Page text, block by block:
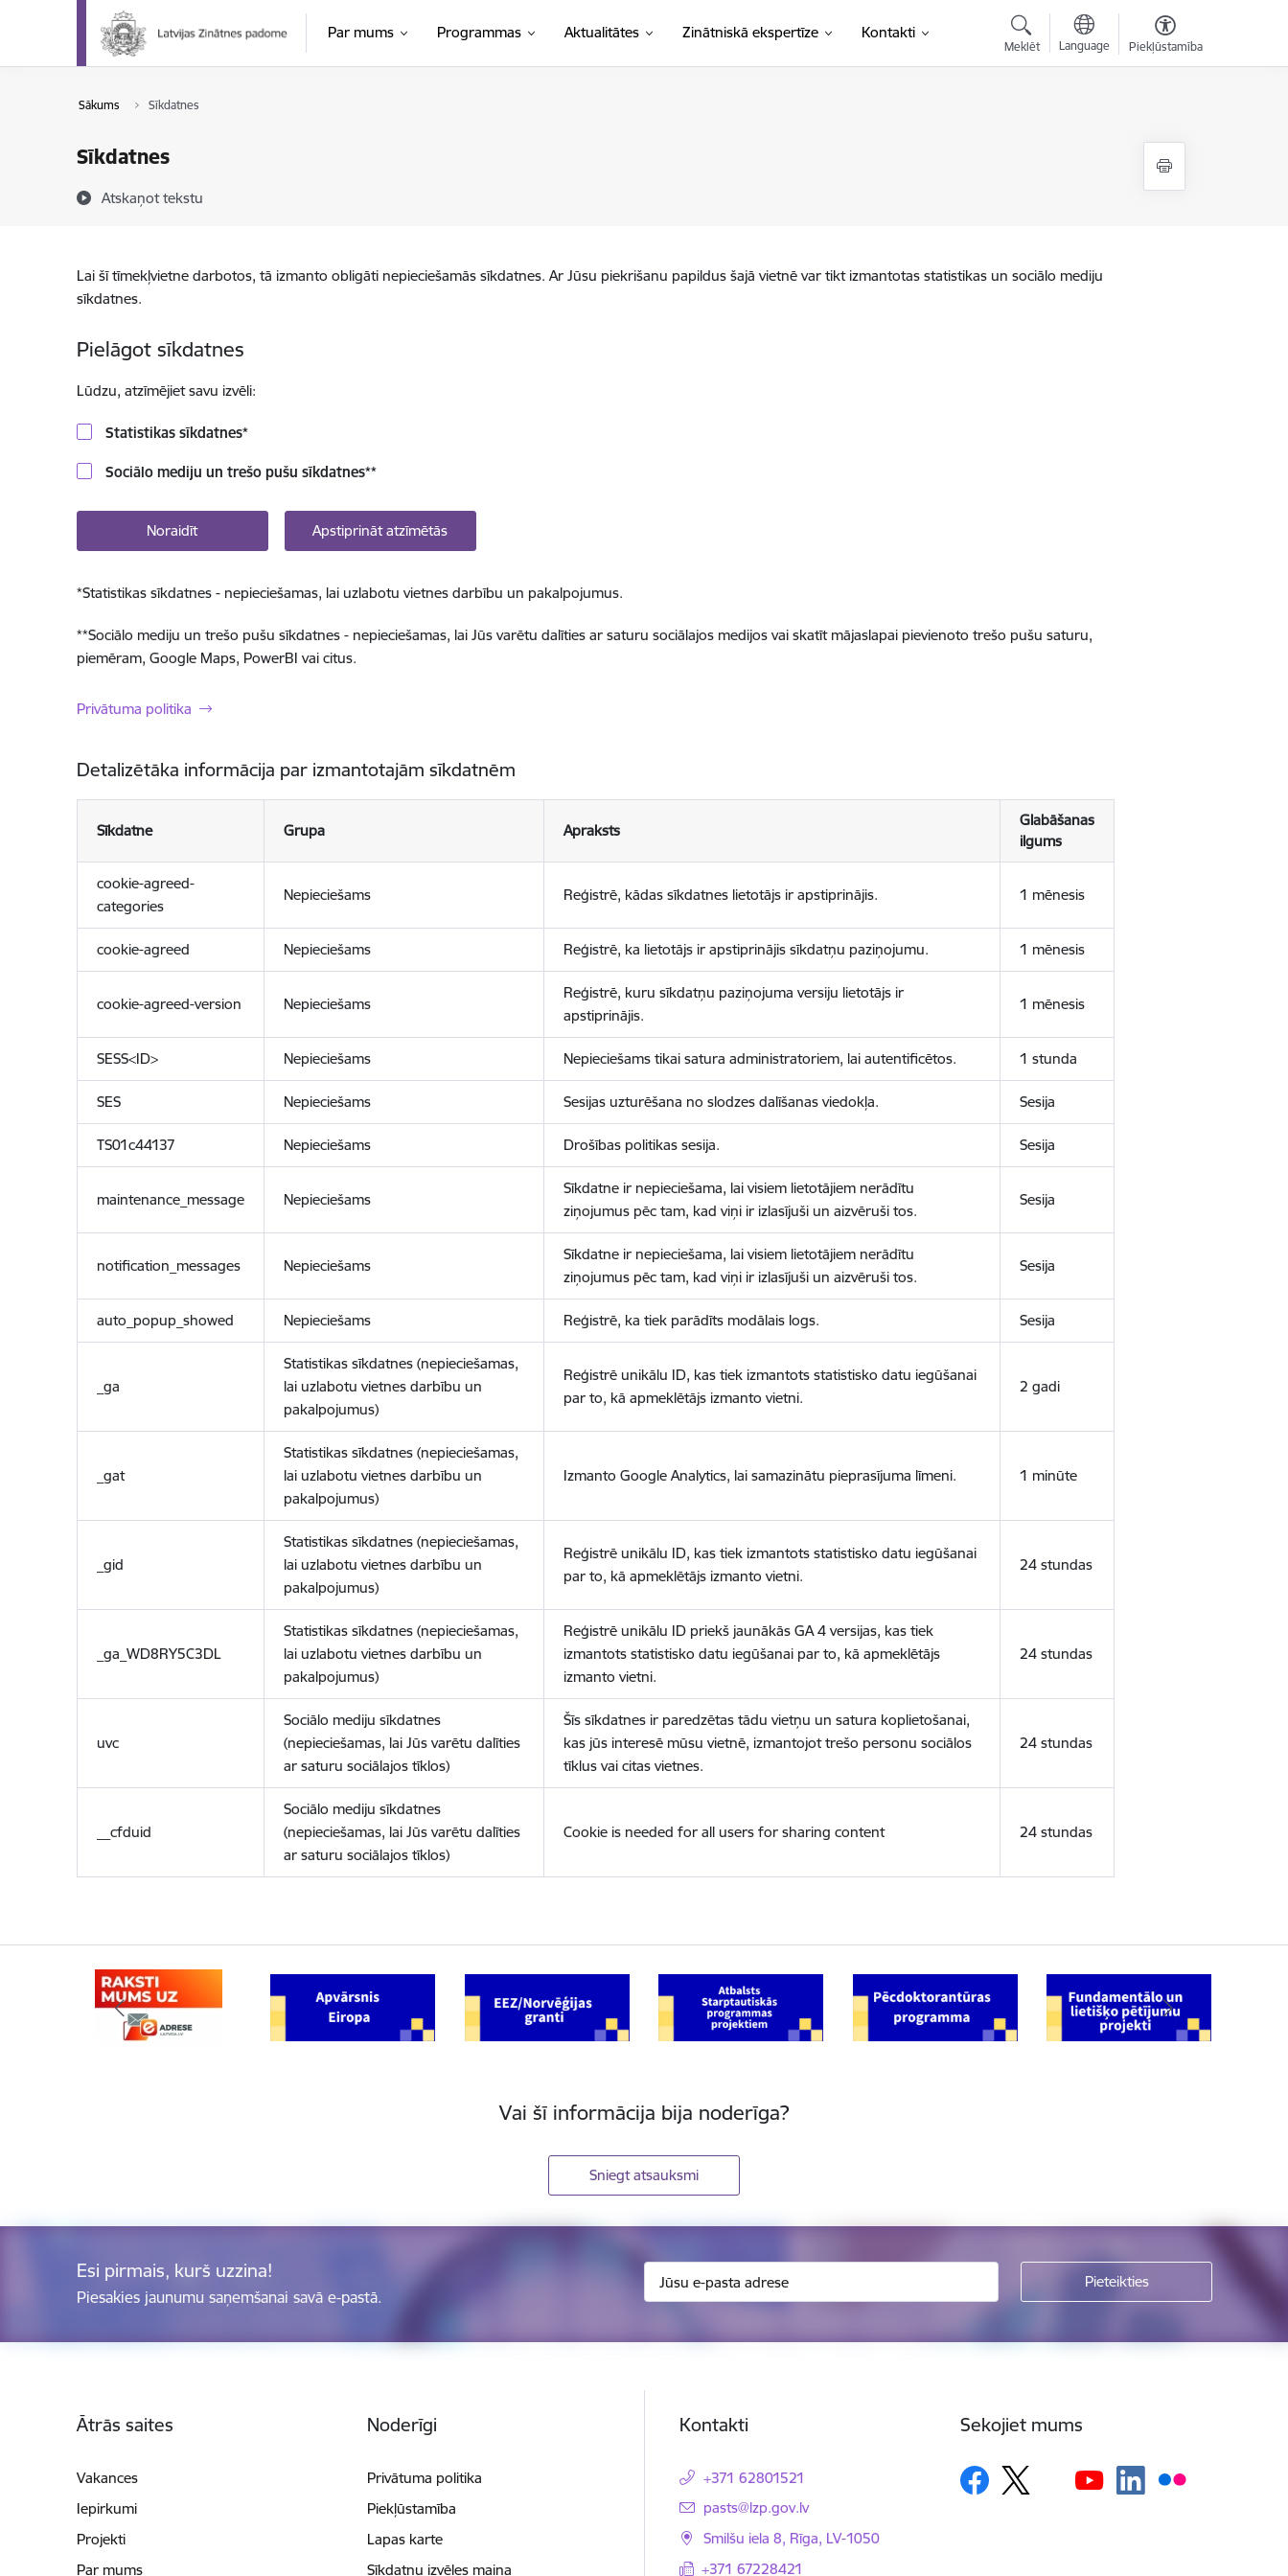
Pāriet uz lapas saturu
Par mums Programmas Aktualitātes Zinātniskā ekspertīze Kontakti
Meklēt Language Piekļūstamība
Sākums Sīkdatnes
Sīkdatnes
Atskaņot tekstu
Lai šī tīmekļvietne darbotos, tā izmanto obligāti nepieciešamās sīkdatnes. Ar Jūsu piekrišanu papildus šajā vietnē var tikt izmantotas statistikas un sociālo mediju
sīkdatnes.
Pielāgot sīkdatnes
Lūdzu, atzīmējiet savu izvēli:
Statistikas sīkdatnes*
Sociālo mediju un trešo pušu sīkdatnes**
Noraidīt Apstiprināt atzīmētās
*Statistikas sīkdatnes - nepieciešamas, lai uzlabotu vietnes darbību un pakalpojumus.
**Sociālo mediju un trešo pušu sīkdatnes - nepieciešamas, lai Jūs varētu dalīties ar saturu sociālajos medijos vai skatīt mājaslapai pievienoto trešo pušu saturu,
piemēram, Google Maps, PowerBI vai citus.
Privātuma politika
Detalizētāka informācija par izmantotajām sīkdatnēm
Sīkdatne Grupa Apraksts
Glabāšanas
ilgums
cookie-agreed-
categories
Nepieciešams Reģistrē, kādas sīkdatnes lietotājs ir apstiprinājis. 1 mēnesis
cookie-agreed Nepieciešams Reģistrē, ka lietotājs ir apstiprinājis sīkdatņu paziņojumu. 1 mēnesis
cookie-agreed-version Nepieciešams
Reģistrē, kuru sīkdatņu paziņojuma versiju lietotājs ir
apstiprinājis.
1 mēnesis
SESS<ID> Nepieciešams Nepieciešams tikai satura administratoriem, lai autentificētos. 1 stunda
SES Nepieciešams Sesijas uzturēšana no slodzes dalīšanas viedokļa. Sesija
TS01c44137 Nepieciešams Drošības politikas sesija. Sesija
maintenance_message Nepieciešams
Sīkdatne ir nepieciešama, lai visiem lietotājiem nerādītu
ziņojumus pēc tam, kad viņi ir izlasījuši un aizvēruši tos.
Sesija
notification_messages Nepieciešams
Sīkdatne ir nepieciešama, lai visiem lietotājiem nerādītu
ziņojumus pēc tam, kad viņi ir izlasījuši un aizvēruši tos.
Sesija
auto_popup_showed Nepieciešams Reģistrē, ka tiek parādīts modālais logs. Sesija
_ga
Statistikas sīkdatnes (nepieciešamas,
lai uzlabotu vietnes darbību un
pakalpojumus)
Reģistrē unikālu ID, kas tiek izmantots statistisko datu iegūšanai
par to, kā apmeklētājs izmanto vietni.
2 gadi
_gat
Statistikas sīkdatnes (nepieciešamas,
lai uzlabotu vietnes darbību un
pakalpojumus)
Izmanto Google Analytics, lai samazinātu pieprasījuma līmeni. 1 minūte
_gid
Statistikas sīkdatnes (nepieciešamas,
lai uzlabotu vietnes darbību un
pakalpojumus)
Reģistrē unikālu ID, kas tiek izmantots statistisko datu iegūšanai
par to, kā apmeklētājs izmanto vietni.
24 stundas
_ga_WD8RY5C3DL
Statistikas sīkdatnes (nepieciešamas,
lai uzlabotu vietnes darbību un
pakalpojumus)
Reģistrē unikālu ID priekš jaunākās GA 4 versijas, kas tiek
izmantots statistisko datu iegūšanai par to, kā apmeklētājs
izmanto vietni.
24 stundas
uvc
Sociālo mediju sīkdatnes
(nepieciešamas, lai Jūs varētu dalīties
ar saturu sociālajos tīklos)
Šīs sīkdatnes ir paredzētas tādu vietņu un satura koplietošanai,
kas jūs interesē mūsu vietnē, izmantojot trešo personu sociālos
tīklus vai citas vietnes.
24 stundas
__cfduid
Sociālo mediju sīkdatnes
(nepieciešamas, lai Jūs varētu dalīties
ar saturu sociālajos tīklos)
Cookie is needed for all users for sharing content 24 stundas
Vai šī informācija bija noderīga?
Sniegt atsauksmi
Esi pirmais, kurš uzzina!
Piesakies jaunumu saņemšanai savā e-pastā.
Ātrās saites
Vakances
Iepirkumi
Projekti
Par mums
Noderīgi
Privātuma politika
Piekļūstamība
Lapas karte
Sīkdatņu izvēles maiņa
Kontakti
+371 62801521
E-pasts:
pasts@lzp.gov.lv
Smilšu iela 8, Rīga, LV-1050
+371 67228421
Sekojiet mums